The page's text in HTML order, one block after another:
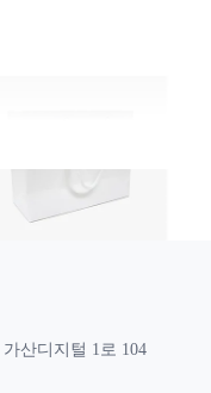
산디지털 1로 104